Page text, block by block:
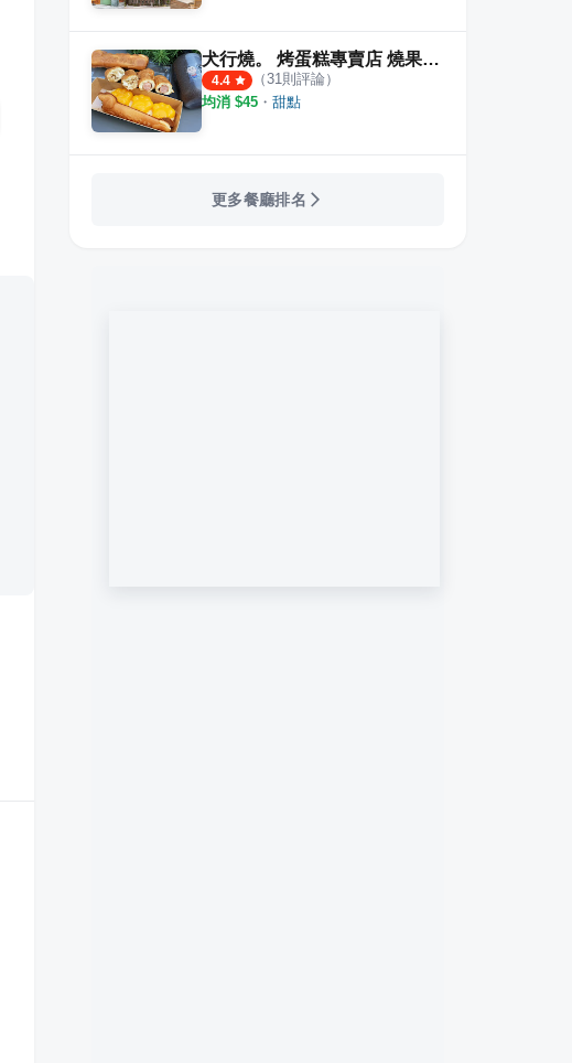
4.0
犬行燒。 烤蛋糕專賣店 燒果子專賣
4.4 （31則評論）
均消 $45 ・ 甜點
更多餐廳排名